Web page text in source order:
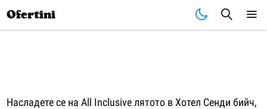
Ofertini
Насладете се на All Inclusive лятото в Хотел Сенди бийч,